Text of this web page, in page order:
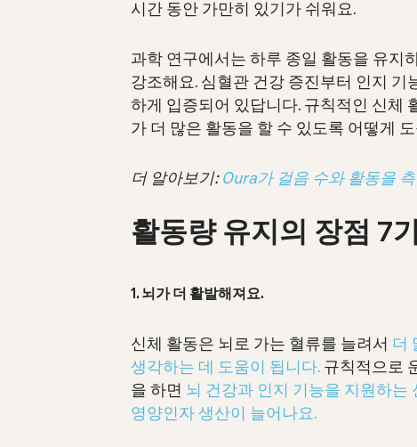
시간 동안 가만히 있기가 쉬워요.
과학 연구에서는 하루 종일 활동을 유지
강조해요. 심혈관 건강 증진부터 인지 기
하게 입증되어 있답니다. 규칙적인 신체
가 더 많은 활동을 할 수 있도록 어떻게
더 알아보기: Oura가 걸음 수와 활동을
활동량 유지의 장점 7
1. 뇌가 더 활발해져요.
신체 활동은 뇌로 가는 혈류를 늘려서 더
생각하는 데 도움이 됩니다. 규칙적으로
을 하면 뇌 건강과 인지 기능을 지원하는
영양인자 생산이 늘어나요.